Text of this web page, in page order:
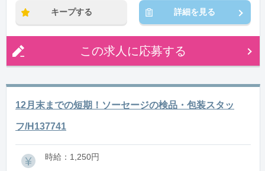
キープする 詳細を見る
この求人に応募する
12月末までの短期！ソーセージの検品・包装スタッ
フ/H137741
時給：1,250円